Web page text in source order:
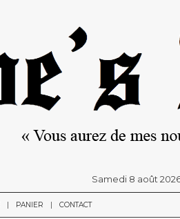
samedi 8 août
PANIER CONTACT